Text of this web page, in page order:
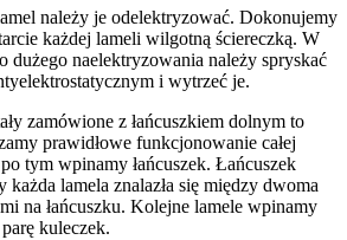
należy je odelektryzować. Dokonujemy
każdej lameli wilgotną ściereczką. W
dużego naelektryzowania należy spryskać
i wytrzeć je.
zamówione z łańcuszkiem dolnym to
prawidłowe funkcjonowanie całej
tym wpinamy łańcuszek. Łańcuszek
każda lamela znalazła się między dwoma
na łańcuszku. Kolejne lamele wpinamy
kuleczek.